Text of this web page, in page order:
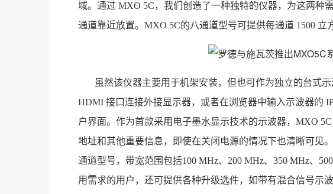
域。通过 MXO 5C，我们创造了一种独特的仪器，为这两种
通道靠近放置。MXO 5C的八通道型号可提供每通道 1500 立
虽然该仪器主要用于机架安装，但也可作为独立的台式
HDMI 接口连接外接显示器，或者在浏览器中输入示波器的
户界面。作为首款采用电子墨水显示技术的示波器，MXO
地址和其他重要信息，即使在关闭电源的情况下也清晰可见
通道型号，带宽范围包括100 MHz、200 MHz、350 MHz、
用需求的用户，还可提供各种升级选件，如带有混合信号示